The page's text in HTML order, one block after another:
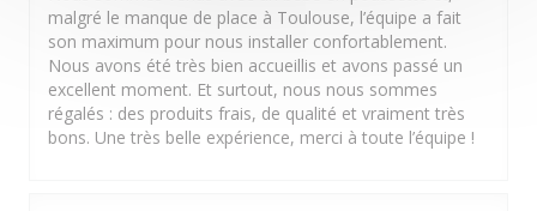
malgré le manque de place à Toulouse, l’équipe a fait
son maximum pour nous installer confortablement.
Nous avons été très bien accueillis et avons passé un
excellent moment. Et surtout, nous nous sommes
régalés : des produits frais, de qualité et vraiment très
bons. Une très belle expérience, merci à toute l’équipe !